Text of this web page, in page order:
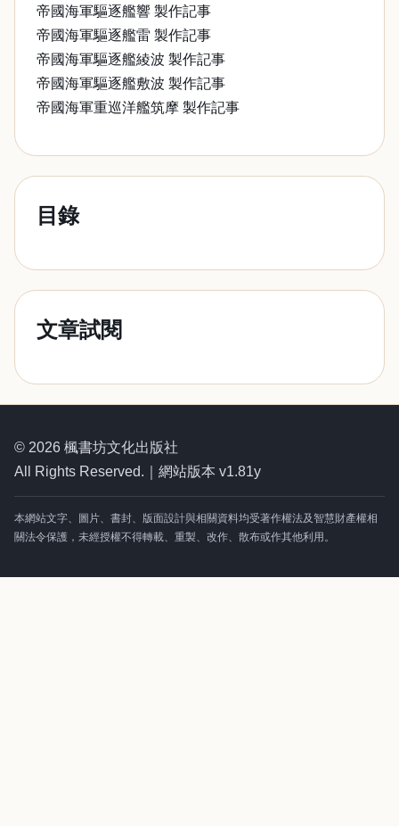
帝國海軍驅逐艦響 製作記事
帝國海軍驅逐艦雷 製作記事
帝國海軍驅逐艦綾波 製作記事
帝國海軍驅逐艦敷波 製作記事
帝國海軍重巡洋艦筑摩 製作記事
目錄
文章試閱
© 2026 楓書坊文化出版社
All Rights Reserved.｜網站版本 v1.81y
本網站文字、圖片、書封、版面設計與相關資料均受著作權法及智慧財產權相
關法令保護，未經授權不得轉載、重製、改作、散布或作其他利用。